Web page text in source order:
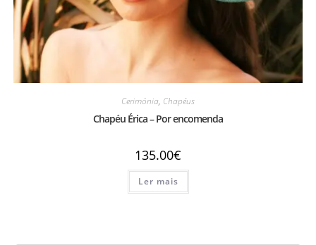
Cerimónia, Chapéus
Chapéu Érica – Por encomenda
135.00€
Ler mais